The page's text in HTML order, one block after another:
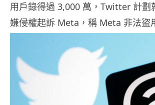
用戶錄得過 3,000 萬，Twitter 計劃
嫌侵權起訴 Meta，稱 Meta 非法盜